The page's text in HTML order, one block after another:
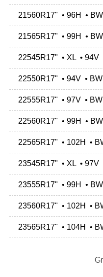
21560R17" • 96H • BW
21565R17" • 99H • BW
22545R17" • XL • 94V
22550R17" • 94V • BW
22555R17" • 97V • BW
22560R17" • 99H • BW
22565R17" • 102H •
23545R17" • XL • 97V
23555R17" • 99H • BW
23560R17" • 102H •
23565R17" • 104H •